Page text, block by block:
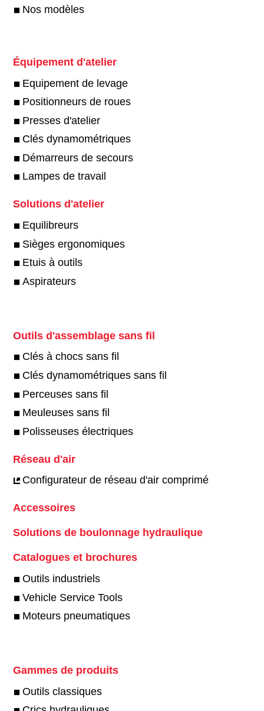
Nos modèles
Équipement d'atelier
Equipement de levage
Positionneurs de roues
Presses d'atelier
Clés dynamométriques
Démarreurs de secours
Lampes de travail
Solutions d'atelier
Equilibreurs
Sièges ergonomiques
Etuis à outils
Aspirateurs
Outils d'assemblage sans fil
Clés à chocs sans fil
Clés dynamométriques sans fil
Perceuses sans fil
Meuleuses sans fil
Polisseuses électriques
Réseau d'air
Configurateur de réseau d'air comprimé
Accessoires
Solutions de boulonnage hydraulique
Catalogues et brochures
Outils industriels
Vehicle Service Tools
Moteurs pneumatiques
Gammes de produits
Outils classiques